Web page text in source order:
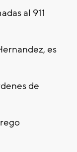
al 911
es
de